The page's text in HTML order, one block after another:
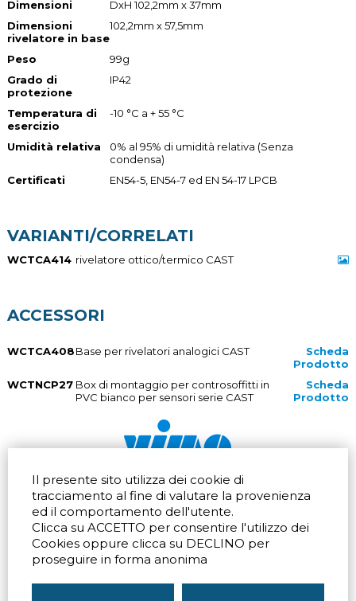
Il presente sito utilizza dei cookie di
tracciamento al fine di valutare la provenienza
ed il comportamento dell'utente.
Clicca su ACCETTO per consentire l'utilizzo dei
Cookies oppure clicca su DECLINO per
proseguire in forma anonima
Dimensioni
DxH 102,2mm x 37mm
Dimensioni
rivelatore in base
102,2mm x 57,5mm
Peso
99g
Grado di
protezione
IP42
Temperatura di
esercizio
-10 °C a + 55 °C
Umidità relativa
0% al 95% di umidità relativa (Senza
condensa)
Certificati
EN54-5, EN54-7 ed EN 54-17 LPCB
VARIANTI/CORRELATI
WCTCA414 rivelatore ottico/termico CAST
ACCESSORI
WCTCA408Base per rivelatori analogici CAST
Scheda
Prodotto
WCTNCP27 Box di montaggio per controsoffitti in
PVC bianco per sensori serie CAST
Scheda
Prodotto
Via dell'artigianato 32Q
20865 Usmate Velate (MB)
Indicazioni Stradali
Tel. +39 039 672520
Fax +39 039 672568
Email
Via Pontina 583
Roma (RM) 00128
Tel.+39 06 80079273
Indicazioni Stradali
Via San Crispino 64
Padova (PD) 35129